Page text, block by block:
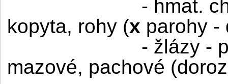
- hmat.
kopyta, rohy (x parohy -
- žlázy -
mazové, pachové